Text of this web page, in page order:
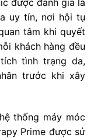
được đánh giá là
uy tín, nơi hội tụ
tâm khi quyết
khách hàng đều
tình trạng da,
trước khi xây
thống máy móc
Prime được sử